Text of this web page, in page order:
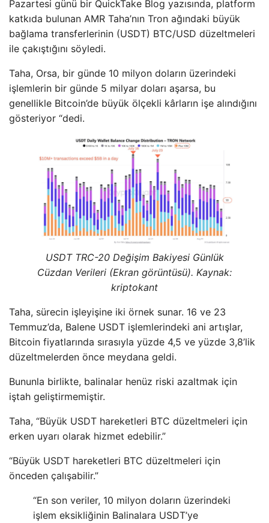
Pazartesi günü bir QuickTake Blog yazısında, platform
katkıda bulunan AMR Taha’nın Tron ağındaki büyük
bağlama transferlerinin (USDT) BTC/USD düzeltmeleri
ile çakıştığını söyledi.
Taha, Orsa, bir günde 10 milyon doların üzerindeki
işlemlerin bir günde 5 milyar doları aşarsa, bu
genellikle Bitcoin’de büyük ölçekli kârların işe alındığını
gösteriyor “dedi.
USDT TRC-20 Değişim Bakiyesi Günlük
Cüzdan Verileri (Ekran görüntüsü). Kaynak:
kriptokant
Taha, sürecin işleyişine iki örnek sunar. 16 ve 23
Temmuz’da, Balene USDT işlemlerindeki ani artışlar,
Bitcoin fiyatlarında sırasıyla yüzde 4,5 ve yüzde 3,8’lik
düzeltmelerden önce meydana geldi.
Bununla birlikte, balinalar henüz riski azaltmak için
iştah geliştirmemiştir.
Taha, “Büyük USDT hareketleri BTC düzeltmeleri için
erken uyarı olarak hizmet edebilir.”
“Büyük USDT hareketleri BTC düzeltmeleri için
önceden çalışabilir.”
“En son veriler, 10 milyon doların üzerindeki
işlem eksikliğinin Balinalara USDT’ye